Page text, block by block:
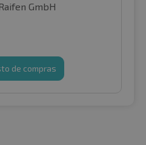
GmbH
de compras